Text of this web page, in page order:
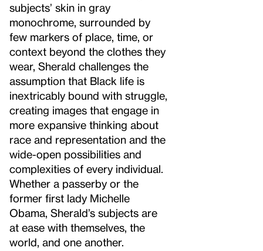
subjects’ skin in gray
monochrome, surrounded by
few markers of place, time, or
context beyond the clothes they
wear, Sherald challenges the
assumption that Black life is
inextricably bound with struggle,
creating images that engage in
more expansive thinking about
race and representation and the
wide-open possibilities and
complexities of every individual.
Whether a passerby or the
former first lady Michelle
Obama, Sherald’s subjects are
at ease with themselves, the
world, and one another.